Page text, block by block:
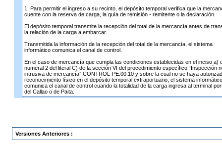
1. Para permitir el ingreso a su recinto, el depósito temporal verifica que la
cuente con la reserva de carga, la guía de remisión - remitente o la declaración.
El depósito temporal transmite la recepción del total de la mercancía antes de
la relación de la carga a embarcar.
Transmitida la información de la recepción del total de la mercancía, el sistema
informático comunica el canal de control.
En el caso de mercancía que cumpla las condiciones establecidas en el inciso a)
numeral 2 del literal C) de la sección VI del procedimiento específico “Inspección
intrusiva de mercancía” CONTROL-PE.00.10 y sobre la cual no se haya
reconocimiento físico en el depósito temporal extraportuario, el sistema informático
comunica el canal de control cuando la totalidad de la carga ingresa al terminal
del Callao o de Paita.
Versiones Anteriores :